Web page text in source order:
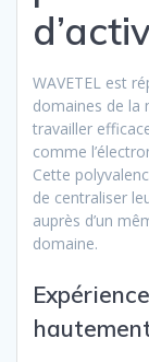
WAVETEL est
domaines de la
travailler
comme
Cette
de centraliser
auprès d’un
domaine.